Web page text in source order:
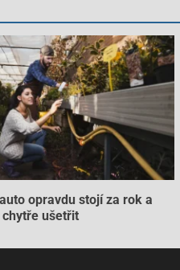
opravdu stojí za rok a
chytře ušetřit